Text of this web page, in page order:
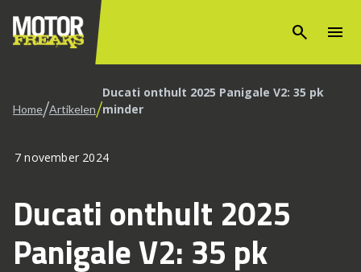
search menu
Home/Artikelen/Ducati onthult 2025 Panigale V2: 35 pk
minder
7 november 2024
Ducati onthult 2025
Panigale V2: 35 pk